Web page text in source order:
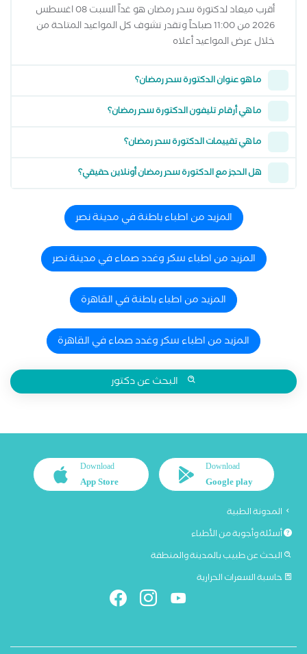
أقرب ميعاد لدكتورة سحر رمضان هو غداً السبت 08 اغسطس
2026 من 11:00 صباحاً وتقدر تشوف كل المواعيد المتاحة من
خلال عرض المواعيد أعلاه
ما هو عنوان الدكتورة سحر رمضان؟
ما هي أرقام تليفون الدكتورة سحر رمضان؟
ما هي تقييمات الدكتورة سحر رمضان؟
هل الحجز مع الدكتورة سحر رمضان أونلاين حقيقي؟
المزيد من اطباء باطنة في مدينة نصر
المزيد من اطباء سكر وغدد صماء في مدينة نصر
المزيد من اطباء باطنة في القاهرة
المزيد من اطباء سكر وغدد صماء في القاهرة
البحث عن دكتور
Download
Google play
Download
App Store
المدونة الطبية
أسئلة وأجوبة من الأطباء
البحث عن طبيب بالمدينة والمنطقة
حاسبة السعرات الحرارية